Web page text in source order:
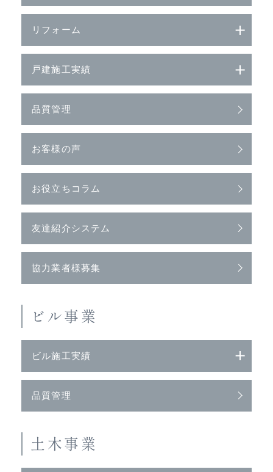
リフォーム
戸建施工実績
品質管理
お客様の声
お役立ちコラム
友達紹介システム
協力業者様募集
ビル事業
ビル施工実績
品質管理
土木事業